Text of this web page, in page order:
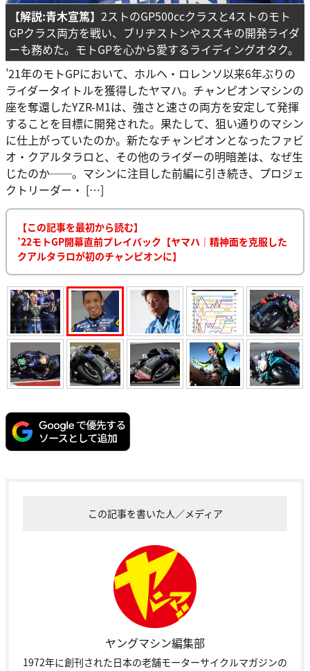
【解説:青木宣篤】 2ストのGP500ccクラスと4ストのモト
GPクラス両方を戦い、ブリヂストンやスズキの開発ライダ
ーも務めた。モトGPを心から愛するライディングオタク。
’21年のモトGPにおいて、ホルヘ・ロレンソ以来6年ぶりの
ライダータイトルを獲得したヤマハ。チャンピオンマシンの
座を奪還したYZR-M1は、強さと速さの両方を安定して発揮
することを目標に開発された。果たして、狙い通りのマシン
に仕上がっていたのか。新たなチャンピオンとなったファビ
オ・クアルタラロと、その他のライダーの明暗差は、なぜ生
じたのか──。マシンに注目した前編に引き続き、プロジェ
クトリーダー・ […]
【この記事を最初から読む】
’22モトGP開幕直前プレイバック【ヤマハ｜精神面を克服した
クアルタラロが初のチャンピオンに】
この記事を書いた人／メディア
ヤングマシン編集部
1972年に創刊された日本の老舗モーターサイクルマガジンの